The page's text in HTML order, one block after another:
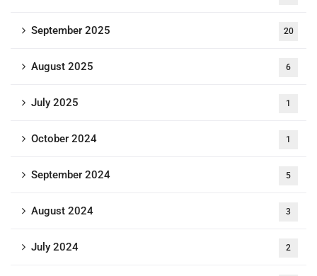
September 2025 20
August 2025 6
July 2025 1
October 2024 1
September 2024 5
August 2024 3
July 2024 2